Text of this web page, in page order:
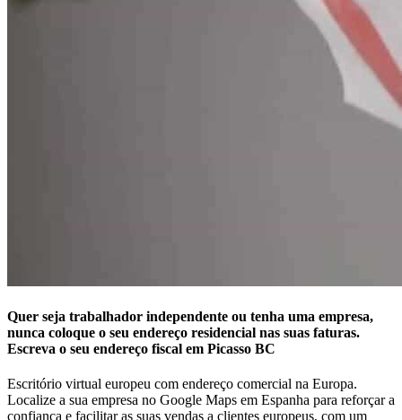
Quer seja trabalhador independente ou tenha uma empresa,
nunca coloque o seu endereço residencial nas suas faturas.
Escreva o seu endereço fiscal em Picasso BC
Escritório virtual europeu com endereço comercial na Europa.
Localize a sua empresa no Google Maps em Espanha para reforçar a
confiança e facilitar as suas vendas a clientes europeus, com um